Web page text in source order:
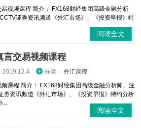
视频课程 简介： FX168财经集团高级金融分析
证券资讯频道《外汇市场》、《投资早报》特
阅读全文
言交易视频课程
2019.12.4 分类： 外汇课程
课程 简介： FX168财经集团高级金融分析师、注
券资讯频道《外汇市场》、《投资早报》特约分析
...
阅读全文